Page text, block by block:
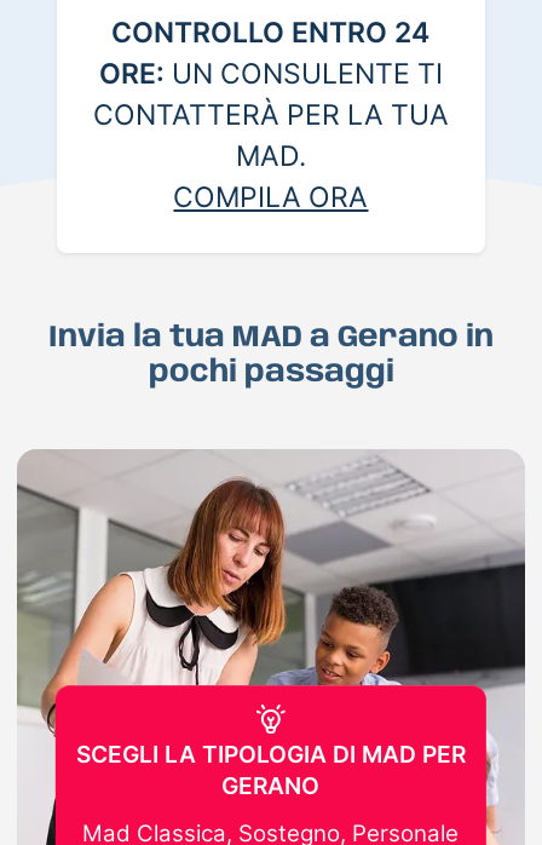
CONTROLLO ENTRO 24
ORE: UN CONSULENTE TI
CONTATTERÀ PER LA TUA
MAD.
COMPILA ORA
Invia la tua MAD a Gerano in
pochi passaggi
SCEGLI LA TIPOLOGIA DI MAD PER
GERANO
Mad Classica, Sostegno, Personale